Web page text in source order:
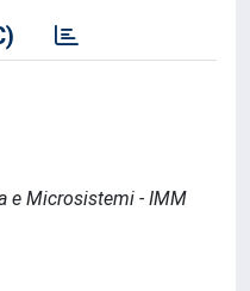
e Microsistemi - IMM